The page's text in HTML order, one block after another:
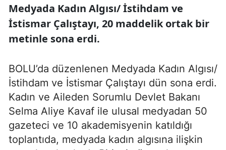
Medyada Kadın Algısı/ İstihdam ve
İstismar Çalıştayı, 20 maddelik ortak bir
metinle sona erdi.
BOLU’da düzenlenen Medyada Kadın Algısı/
İstihdam ve İstismar Çalıştayı dün sona erdi.
Kadın ve Aileden Sorumlu Devlet Bakanı
Selma Aliye Kavaf ile ulusal medyadan 50
gazeteci ve 10 akademisyenin katıldığı
toplantıda, medyada kadın algısına ilişkin